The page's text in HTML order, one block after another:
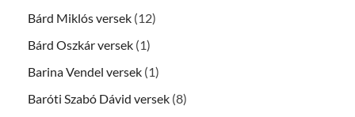
Bárd Miklós versek (12)
Bárd Oszkár versek (1)
Barina Vendel versek (1)
Baróti Szabó Dávid versek (8)